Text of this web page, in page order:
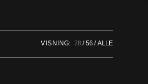
VISNING: 28 56 ALLE